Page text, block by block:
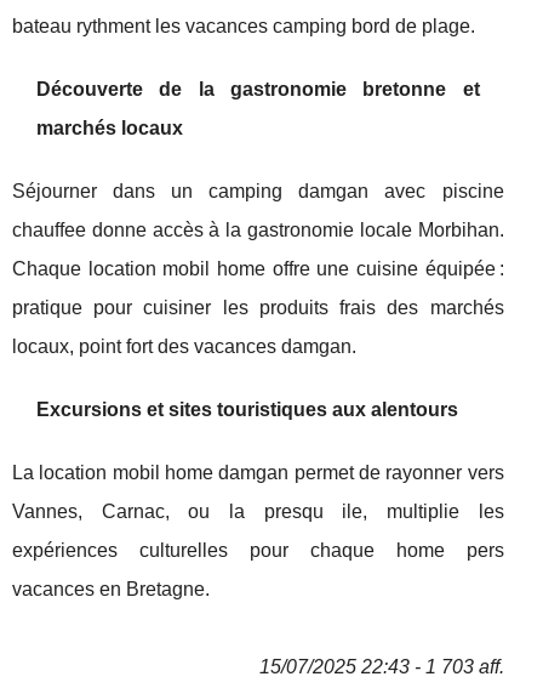
bateau rythment les vacances camping bord de plage.
Découverte de la gastronomie bretonne et
marchés locaux
Séjourner dans un camping damgan avec piscine
chauffee donne accès à la gastronomie locale Morbihan.
Chaque location mobil home offre une cuisine équipée :
pratique pour cuisiner les produits frais des marchés
locaux, point fort des vacances damgan.
Excursions et sites touristiques aux alentours
La location mobil home damgan permet de rayonner vers
Vannes, Carnac, ou la presqu ile, multiplie les
expériences culturelles pour chaque home pers
vacances en Bretagne.
15/07/2025 22:43 - 1 703 aff.